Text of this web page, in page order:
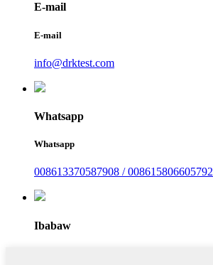
E-mail
E-mail
info@drktest.com
Whatsapp
Whatsapp
008613370587908 / 008615806605792
Ibabaw